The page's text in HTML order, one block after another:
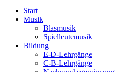
Start
Musik
Blasmusik
Spielleutemusik
Bildung
E-D-Lehrgänge
C-B-Lehrgänge